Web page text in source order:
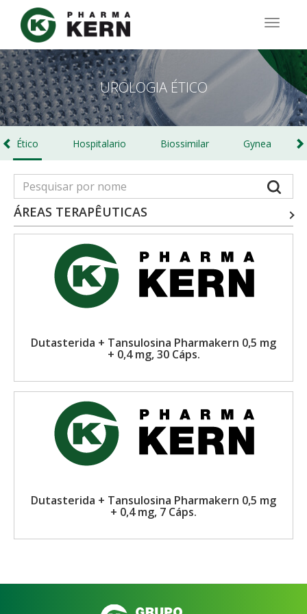
Passar
para
conteúdo
principal
UROLOGIA ÉTICO
Ético Hospitalario Biossimilar Gynea
ÁREAS TERAPÊUTICAS
Dutasterida + Tansulosina Pharmakern 0,5 mg
+ 0,4 mg, 30 Cáps.
Dutasterida + Tansulosina Pharmakern 0,5 mg
+ 0,4 mg, 7 Cáps.